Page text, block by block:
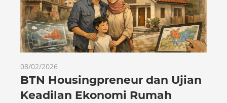
08/02/2026
BTN Housingpreneur dan Ujian
Keadilan Ekonomi Rumah